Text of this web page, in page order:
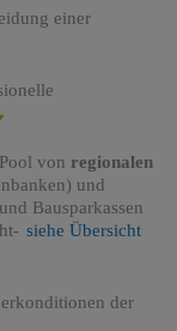
einer
von regionalen
und
Bausparkassen
siehe Übersicht
der